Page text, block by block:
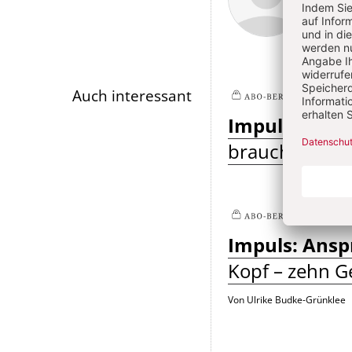
Auch interessant 7/
Impuls:
braucht
Impuls:
Kopf – zehn
Von Ulrike Budke-Grünklee